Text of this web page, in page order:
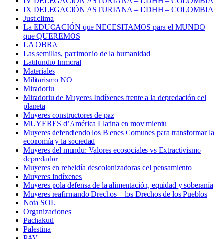
IX DELEGACIÓN ASTURIANA – DDHH – COLOMBIA
Justiclima
La EDUCACIÓN que NECESITAMOS para el MUNDO
que QUEREMOS
LA OBRA
Las semillas, patrimonio de la humanidad
Latifundio Inmoral
Materiales
Militarismo NO
Miradoriu
Miradoriu de Muyeres Indíxenes frente a la depredación del
planeta
Muyeres constructores de paz
MUYERES d’América Llatina en movimientu
Muyeres defendiendo los Bienes Comunes para transformar la
economía y la sociedad
Muyeres del mundu: Valores ecosociales vs Extractivismo
depredador
Muyeres en rebeldía descolonizadoras del pensamiento
Muyeres Indíxenes
Muyeres pola defensa de la alimentación, equidad y soberanía
Muyeres reafirmando Drechos – los Drechos de los Pueblos
Nota SOL
Organizaciones
Pachakuti
Palestina